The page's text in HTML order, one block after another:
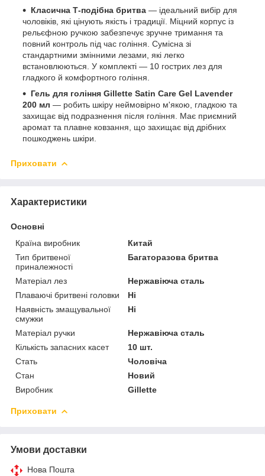
Класична Т-подібна бритва — ідеальний вибір для
чоловіків, які цінують якість і традиції. Міцний корпус із
рельєфною ручкою забезпечує зручне тримання та
повний контроль під час гоління. Сумісна зі
стандартними змінними лезами, які легко
встановлюються. У комплекті — 10 гострих лез для
гладкого й комфортного гоління.
Гель для гоління Gillette Satin Care Gel Lavender
200 мл — робить шкіру неймовірно м'якою, гладкою та
захищає від подразнення після гоління. Має приємний
аромат та плавне ковзання, що захищає від дрібних
пошкоджень шкіри.
Приховати
Характеристики
Основні
Країна виробник
Китай
Тип бритвеної
приналежності
Багаторазова бритва
Матеріал лез
Нержавіюча сталь
Плаваючі бритвені головки
Ні
Наявність змащувальної
смужки
Ні
Матеріал ручки
Нержавіюча сталь
Кількість запасних касет
10 шт.
Стать
Чоловіча
Стан
Новий
Виробник
Gillette
Приховати
Умови доставки
Нова Пошта